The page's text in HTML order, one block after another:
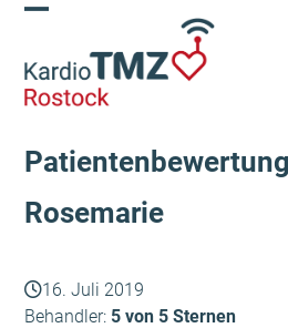
Skip
content
mobile
menu
mobile
menu
Rosemarie
16. Juli 2019
Behandler: 5 von 5 Sternen